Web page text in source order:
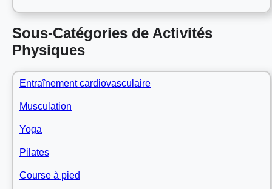
Sous-Catégories de Activités
Physiques
Entraînement cardiovasculaire
Musculation
Yoga
Pilates
Course à pied